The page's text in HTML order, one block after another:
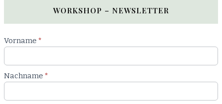
WORKSHOP – NEWSLETTER
Newsletter
Workshop
Vorname *
Nachname *